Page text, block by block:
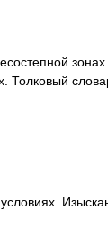
Толковый